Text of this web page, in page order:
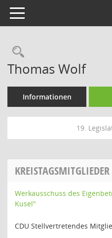
Toggle navigation
Thomas Wolf
Informationen
19.
KREISTAGSMITGLIEDER
Werkausschuss des
Kusel"
CDU Stellvertretendes